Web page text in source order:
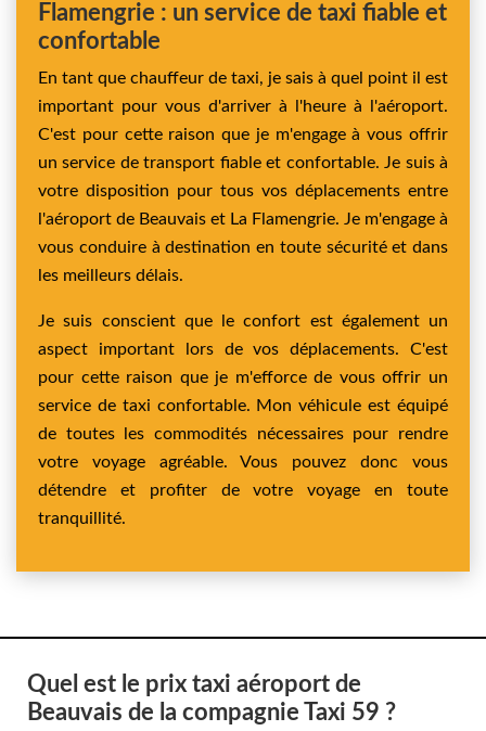
Flamengrie : un service de taxi fiable et
confortable
En tant que chauffeur de taxi, je sais à quel point il est
important pour vous d'arriver à l'heure à l'aéroport.
C'est pour cette raison que je m'engage à vous offrir
un service de transport fiable et confortable. Je suis à
votre disposition pour tous vos déplacements entre
l'aéroport de Beauvais et La Flamengrie. Je m'engage à
vous conduire à destination en toute sécurité et dans
les meilleurs délais.
Je suis conscient que le confort est également un
aspect important lors de vos déplacements. C'est
pour cette raison que je m'efforce de vous offrir un
service de taxi confortable. Mon véhicule est équipé
de toutes les commodités nécessaires pour rendre
votre voyage agréable. Vous pouvez donc vous
détendre et profiter de votre voyage en toute
tranquillité.
Quel est le prix taxi aéroport de
Beauvais de la compagnie Taxi 59 ?